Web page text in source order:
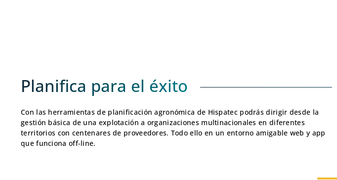
Planifica para el éxito
Con las herramientas de planificación agronómica de Hispatec podrás dirigir desde la
gestión básica de una explotación a organizaciones multinacionales en diferentes
territorios con centenares de proveedores. Todo ello en un entorno amigable web y app
que funciona off-line.